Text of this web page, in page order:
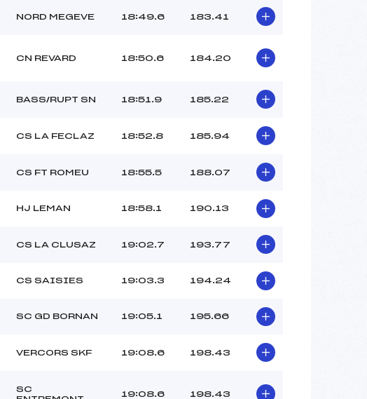
NORD MEGEVE 18:49.6 183.41
CN REVARD 18:50.6 184.20
BASS/RUPT SN 18:51.9 185.22
CS LA FECLAZ 18:52.8 185.94
CS FT ROMEU 18:55.5 188.07
HJ LEMAN 18:58.1 190.13
CS LA CLUSAZ 19:02.7 193.77
CS SAISIES 19:03.3 194.24
SC GD BORNAN 19:05.1 195.66
VERCORS SKF 19:08.6 198.43
SC
19:08.6 198.43